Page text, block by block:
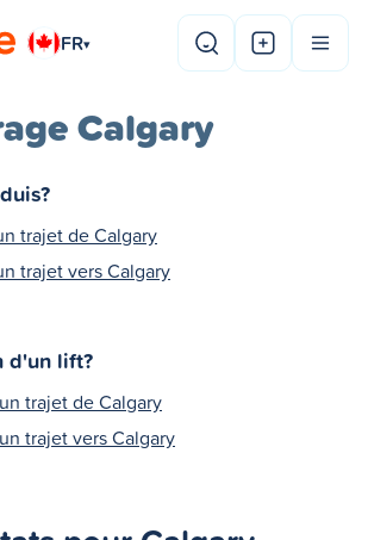
FR▾
Calgary
trajet de Calgary
trajet vers Calgary
d'un lift?
trajet de Calgary
trajet vers Calgary